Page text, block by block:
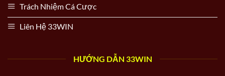
Trách Nhiệm Cá Cược
Liên Hệ 33WIN
HƯỚNG DẪN 33WIN